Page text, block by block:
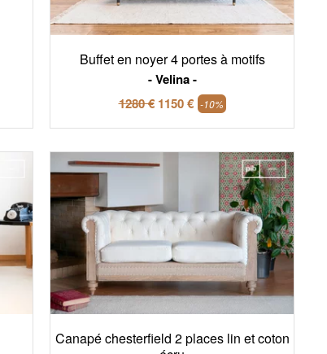
Buffet en noyer 4 portes à motifs
Velina
1280 €1150 € -10%
Canapé chesterfield 2 places lin et coton